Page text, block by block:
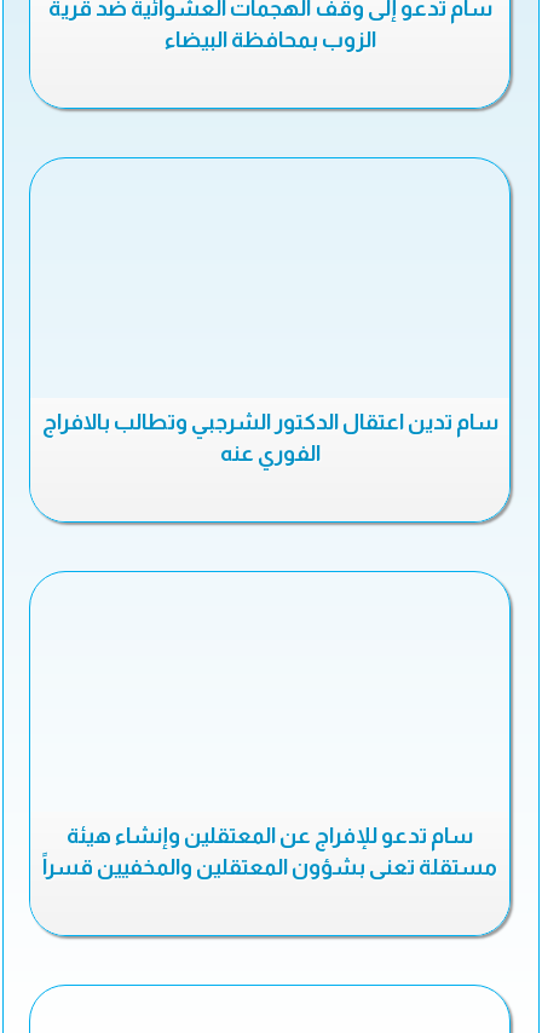
سام تدعو إلى وقف الهجمات العشوائية ضد قرية
الزوب بمحافظة البيضاء
سام تدين اعتقال الدكتور الشرجبي وتطالب بالافراج
الفوري عنه
سام تدعو للإفراج عن المعتقلين وإنشاء هيئة
مستقلة تعنى بشؤون المعتقلين والمخفيين قسراً